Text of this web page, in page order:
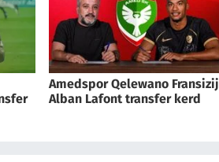
Amedspor Qelewano Fransizij
Alban Lafont transfer kerd